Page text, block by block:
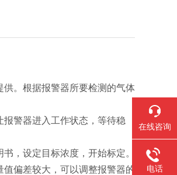
。根据报警器所要检测的气体
警器进入工作状态，等待稳
，设定目标浓度，开始标定。
偏差较大，可以调整报警器的
在线咨询
电话